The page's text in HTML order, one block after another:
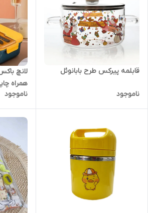
قابلمه پیرکس طرح بابانوئل
ناموجود
میلی
ناموجود